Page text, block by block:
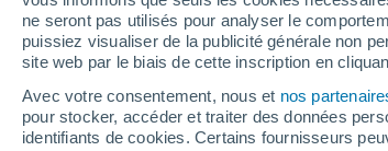
ne seront pas utilisés pour analyser le
puissiez visualiser de la publicité générale non
site web par le biais de cette inscription en
Avec votre consentement, nous et nos
pour stocker, accéder et traiter des données
identifiants de cookies. Certains fournisseurs